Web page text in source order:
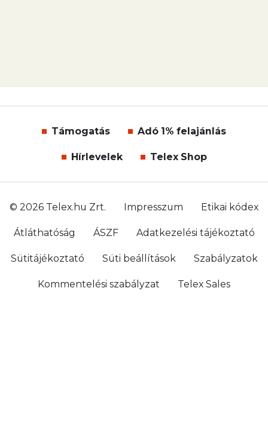
Támogatás Adó 1% felajánlás
Hírlevelek Telex Shop
© 2026 Telex.hu Zrt. Impresszum Etikai kódex
Átláthatóság ÁSZF Adatkezelési tájékoztató
Sütitájékoztató Süti beállítások Szabályzatok
Kommentelési szabályzat Telex Sales